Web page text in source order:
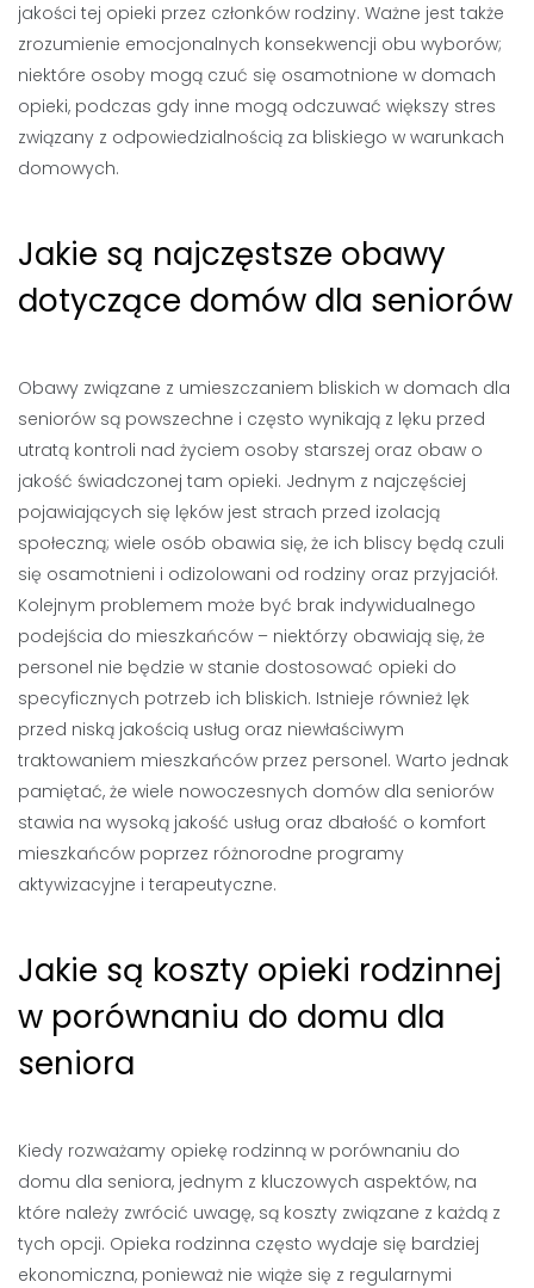
jakości tej opieki przez członków rodziny. Ważne jest także
zrozumienie emocjonalnych konsekwencji obu wyborów;
niektóre osoby mogą czuć się osamotnione w domach
opieki, podczas gdy inne mogą odczuwać większy stres
związany z odpowiedzialnością za bliskiego w warunkach
domowych.
Jakie są najczęstsze obawy
dotyczące domów dla seniorów
Obawy związane z umieszczaniem bliskich w domach dla
seniorów są powszechne i często wynikają z lęku przed
utratą kontroli nad życiem osoby starszej oraz obaw o
jakość świadczonej tam opieki. Jednym z najczęściej
pojawiających się lęków jest strach przed izolacją
społeczną; wiele osób obawia się, że ich bliscy będą czuli
się osamotnieni i odizolowani od rodziny oraz przyjaciół.
Kolejnym problemem może być brak indywidualnego
podejścia do mieszkańców – niektórzy obawiają się, że
personel nie będzie w stanie dostosować opieki do
specyficznych potrzeb ich bliskich. Istnieje również lęk
przed niską jakością usług oraz niewłaściwym
traktowaniem mieszkańców przez personel. Warto jednak
pamiętać, że wiele nowoczesnych domów dla seniorów
stawia na wysoką jakość usług oraz dbałość o komfort
mieszkańców poprzez różnorodne programy
aktywizacyjne i terapeutyczne.
Jakie są koszty opieki rodzinnej
w porównaniu do domu dla
seniora
Kiedy rozważamy opiekę rodzinną w porównaniu do
domu dla seniora, jednym z kluczowych aspektów, na
które należy zwrócić uwagę, są koszty związane z każdą z
tych opcji. Opieka rodzinna często wydaje się bardziej
ekonomiczna, ponieważ nie wiąże się z regularnymi